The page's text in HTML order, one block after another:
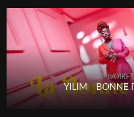
RAP IVOIRE
YILIM - BONNE